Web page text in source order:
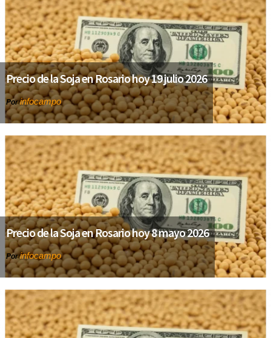
Precio de la Soja en Rosario hoy 19 julio 2026
Porinfocampo
Precio de la Soja en Rosario hoy 8 mayo 2026
Porinfocampo